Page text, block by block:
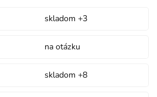
skladom +3
na otázku
skladom +8